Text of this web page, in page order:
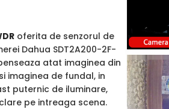
oferita de senzorul de
Dahua SDT2A200-2F-
atat imaginea din
imaginea de fundal, in
puternic de iluminare,
pe intreaga scena.